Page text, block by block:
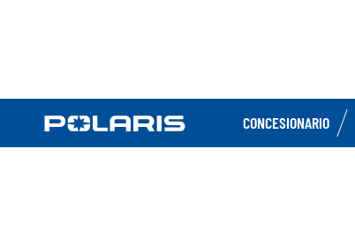
CONCESIONARIO